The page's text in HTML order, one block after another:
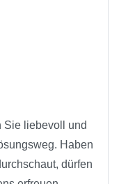
Sie liebevoll und
Haben
dürfen